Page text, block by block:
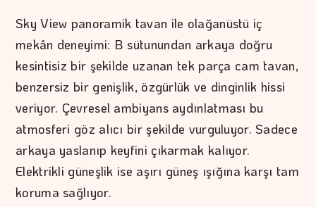
Sky View panoramik tavan ile olağanüstü iç
mekân deneyimi: B sütunundan arkaya doğru
kesintisiz bir şekilde uzanan tek parça cam tavan,
benzersiz bir genişlik, özgürlük ve dinginlik hissi
veriyor. Çevresel ambiyans aydınlatması bu
atmosferi göz alıcı bir şekilde vurguluyor. Sadece
arkaya yaslanıp keyfini çıkarmak kalıyor.
Elektrikli güneşlik ise aşırı güneş ışığına karşı tam
koruma sağlıyor.